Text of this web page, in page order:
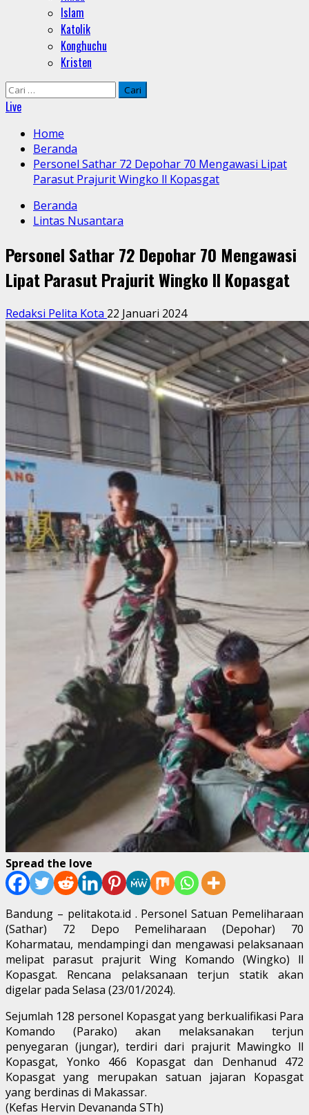
Islam
Katolik
Konghuchu
Kristen
Cari
untuk:
Live
Home
Beranda
Personel Sathar 72 Depohar 70 Mengawasi Lipat
Parasut Prajurit Wingko ll Kopasgat
Beranda
Lintas Nusantara
Personel Sathar 72 Depohar 70 Mengawasi
Lipat Parasut Prajurit Wingko ll Kopasgat
Redaksi Pelita Kota 22 Januari 2024
Spread the love
Bandung – pelitakota.id . Personel Satuan Pemeliharaan
(Sathar) 72 Depo Pemeliharaan (Depohar) 70
Koharmatau, mendampingi dan mengawasi pelaksanaan
melipat parasut prajurit Wing Komando (Wingko) ll
Kopasgat. Rencana pelaksanaan terjun statik akan
digelar pada Selasa (23/01/2024).
Sejumlah 128 personel Kopasgat yang berkualifikasi Para
Komando (Parako) akan melaksanakan terjun
penyegaran (jungar), terdiri dari prajurit Mawingko ll
Kopasgat, Yonko 466 Kopasgat dan Denhanud 472
Kopasgat yang merupakan satuan jajaran Kopasgat
yang berdinas di Makassar.
(Kefas Hervin Devananda STh)